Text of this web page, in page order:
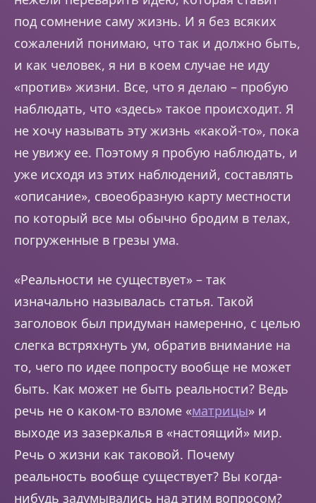
под сомнение саму жизнь. И я без всяких
сожалений понимаю, что так и должно быть,
и как человек, я ни в коем случае не иду
«против» жизни. Все, что я делаю – пробую
наблюдать, что «здесь» такое происходит. Я
не хочу называть эту жизнь «какой-то», пока
не увижу ее. Поэтому я пробую наблюдать, и
уже исходя из этих наблюдений, составлять
«описание», своеобразную карту местности
по который все мы обычно бродим в телах,
погруженные в грезы ума.
«Реальности не существует» – так
изначально называлась статья. Такой
заголовок был придуман намеренно, с целью
слегка встряхнуть ум, обратив внимание на
то, чего по идее попросту вообще не может
быть. Как может не быть реальности? Ведь
речь не о каком-то взломе «матрицы» и
выходе из зазеркалья в «настоящий» мир.
Речь о жизни как таковой. Почему
реальность вообще существует? Вы когда-
нибудь задумывались над этим вопросом?